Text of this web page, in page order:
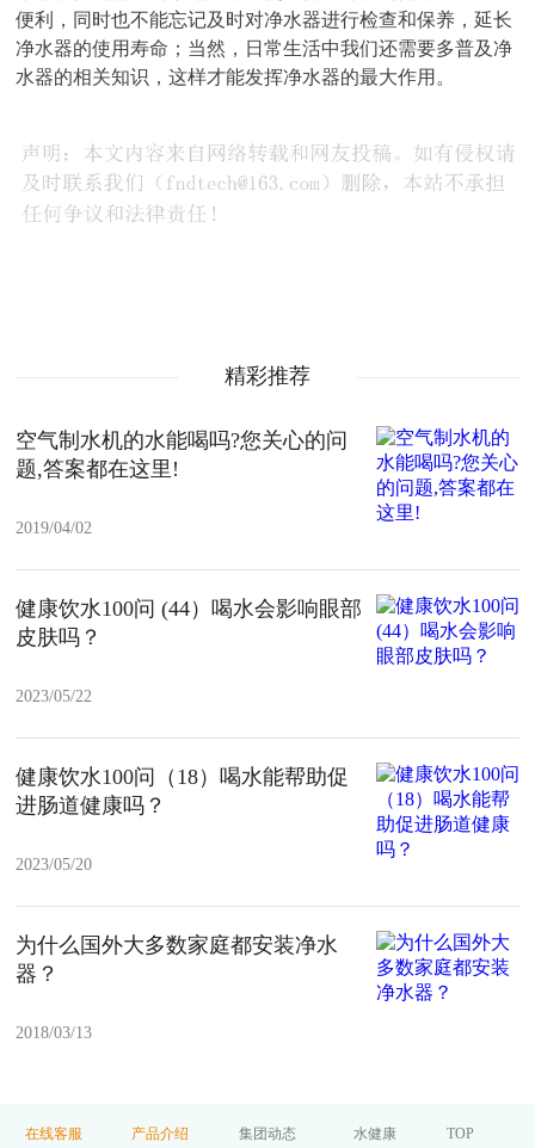
便利，同时也不能忘记及时对净水器进行检查和保养，延长
净水器的使用寿命；当然，日常生活中我们还需要多普及净
水器的相关知识，这样才能发挥净水器的最大作用。
精彩推荐
空气制水机的水能喝吗?您关心的问
题,答案都在这里!
2019/04/02
健康饮水100问 (44）喝水会影响眼部
皮肤吗？
2023/05/22
健康饮水100问（18）喝水能帮助促
进肠道健康吗？
2023/05/20
为什么国外大多数家庭都安装净水
器？
2018/03/13
在线客服 产品介绍 集团动态 水健康 TOP